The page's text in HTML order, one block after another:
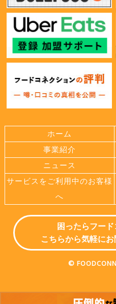
ホーム
事業紹介
ニュース
サービスをご利用中のお客様
へ
困ったらフー
こちらから気軽に
©